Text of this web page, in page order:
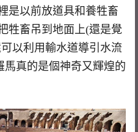
是以前放道具和養牲畜
牲畜吊到地面上(還是覺
以利用輸水道導引水流
真的是個神奇又輝煌的